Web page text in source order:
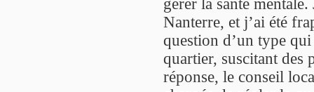
Nanterre, et j’ai été
question d’un type
quartier, suscitant des
réponse, le conseil